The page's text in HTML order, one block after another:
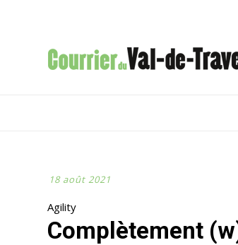
18 août 2021
Agility
Complètement